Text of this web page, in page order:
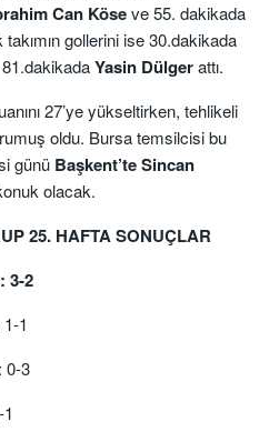
Can Köseve 55. dakikada
gollerini ise 30.dakikada
Yasin Dülgerattı.
27’ye yükseltirken, tehlikeli
oldu. Bursa temsilcisi bu
günü Başkent’te Sincan
olacak.
25. HAFTA SONUÇLAR
3-2
1
0-3